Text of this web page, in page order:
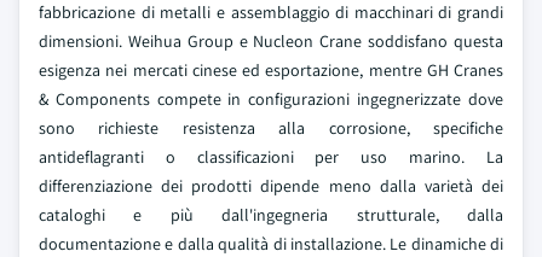
fabbricazione di metalli e assemblaggio di macchinari di grandi
dimensioni. Weihua Group e Nucleon Crane soddisfano questa
esigenza nei mercati cinese ed esportazione, mentre GH Cranes
& Components compete in configurazioni ingegnerizzate dove
sono richieste resistenza alla corrosione, specifiche
antideflagranti o classificazioni per uso marino. La
differenziazione dei prodotti dipende meno dalla varietà dei
cataloghi e più dall'ingegneria strutturale, dalla
documentazione e dalla qualità di installazione. Le dinamiche di